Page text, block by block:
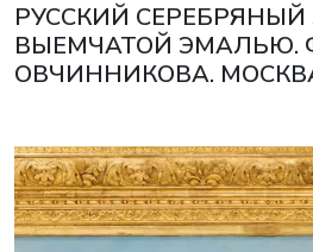
РУССКИЙ
ВЫЕМЧАТОЙ ЭМАЛЬЮ.
ОВЧИННИКОВА.